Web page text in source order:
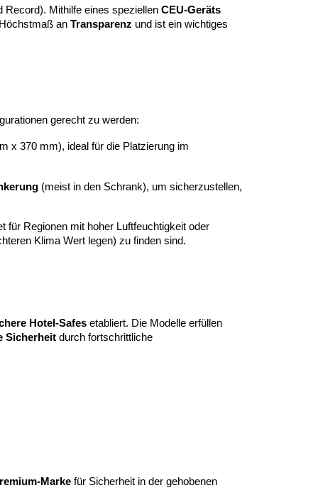
Record). Mithilfe eines speziellen CEU-Geräts
an Transparenz und ist ein wichtiges
gerecht zu werden:
x 370 mm), ideal für die Platzierung im
(meist in den Schrank), um sicherzustellen,
für Regionen mit hoher Luftfeuchtigkeit oder
Klima Wert legen) zu finden sind.
Hotel-Safesetabliert. Die Modelle erfüllen
Sicherheitdurch fortschrittliche
Markefür Sicherheit in der gehobenen